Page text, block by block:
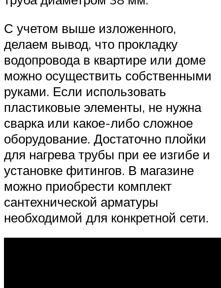
С учетом выше изложенного,
делаем вывод, что прокладку
водопровода в квартире или доме
можно осуществить собственными
руками. Если использовать
пластиковые элементы, не нужна
сварка или какое-либо сложное
оборудование. Достаточно плойки
для нагрева трубы при ее изгибе и
установке фитингов. В магазине
можно приобрести комплект
сантехнической арматуры
необходимой для конкретной сети.